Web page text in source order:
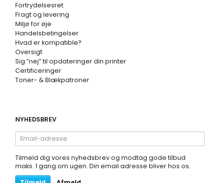
Fortrydelsesret
Fragt og levering
Miljø for øje
Handelsbetingelser
Hvad er kompatible?
Oversigt
Sig ”nej” til opdateringer din printer
Certificeringer
Toner- & Blækpatroner
NYHEDSBREV
Email-
adresse
Tilmeld dig vores nyhedsbrev og modtag gode tilbud
maks. 1 gang om ugen. Din email adresse bliver hos os.